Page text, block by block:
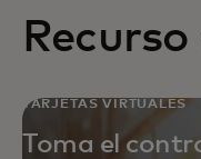
TARJETAS VIRTUALES
Toma el